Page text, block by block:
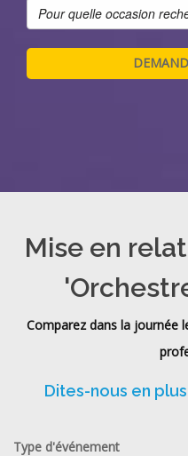
Mise en
Comparez dans la journée
Dites-nous en
Type d'événement